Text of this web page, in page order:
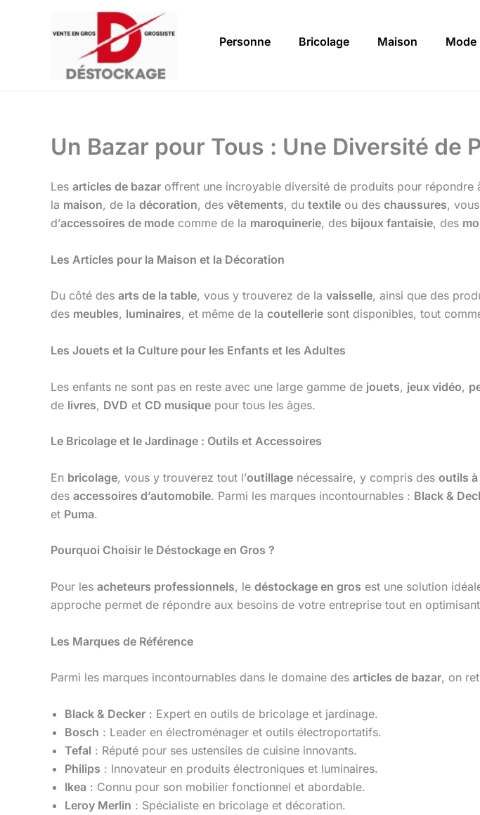
Personne Bricolage Maison Mode
Un Bazar pour Tous : Une Diversité de
Les articles de bazar offrent une incroyable diversité de produits pour
la maison, de la décoration, des vêtements, du textile ou des chaussures,
d’accessoires de mode comme de la maroquinerie, des bijoux fantaisie, des
Les Articles pour la Maison et la Décoration
Du côté des arts de la table, vous y trouverez de la vaisselle, ainsi que des
des meubles, luminaires, et même de la coutellerie sont disponibles, tout
Les Jouets et la Culture pour les Enfants et les Adultes
Les enfants ne sont pas en reste avec une large gamme de jouets, jeux vidéo,
de livres, DVD et CD musique pour tous les âges.
Le Bricolage et le Jardinage : Outils et Accessoires
En bricolage, vous y trouverez tout l’outillage nécessaire, y compris des outils à
des accessoires d’automobile. Parmi les marques incontournables : Black &
et Puma.
Pourquoi Choisir le Déstockage en Gros ?
Pour les acheteurs professionnels, le déstockage en gros est une solution
approche permet de répondre aux besoins de votre entreprise tout en
Les Marques de Référence
Parmi les marques incontournables dans le domaine des articles de bazar, on
Black & Decker : Expert en outils de bricolage et jardinage.
Bosch : Leader en électroménager et outils électroportatifs.
Tefal : Réputé pour ses ustensiles de cuisine innovants.
Philips : Innovateur en produits électroniques et luminaires.
Ikea : Connu pour son mobilier fonctionnel et abordable.
Leroy Merlin : Spécialiste en bricolage et décoration.